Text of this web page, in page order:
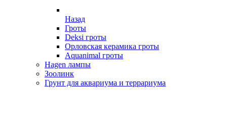
Назад
Гроты
Deksi гроты
Орловская керамика гроты
Aquanimal гроты
Hagen лампы
Зоолинк
Грунт для аквариума и террариума